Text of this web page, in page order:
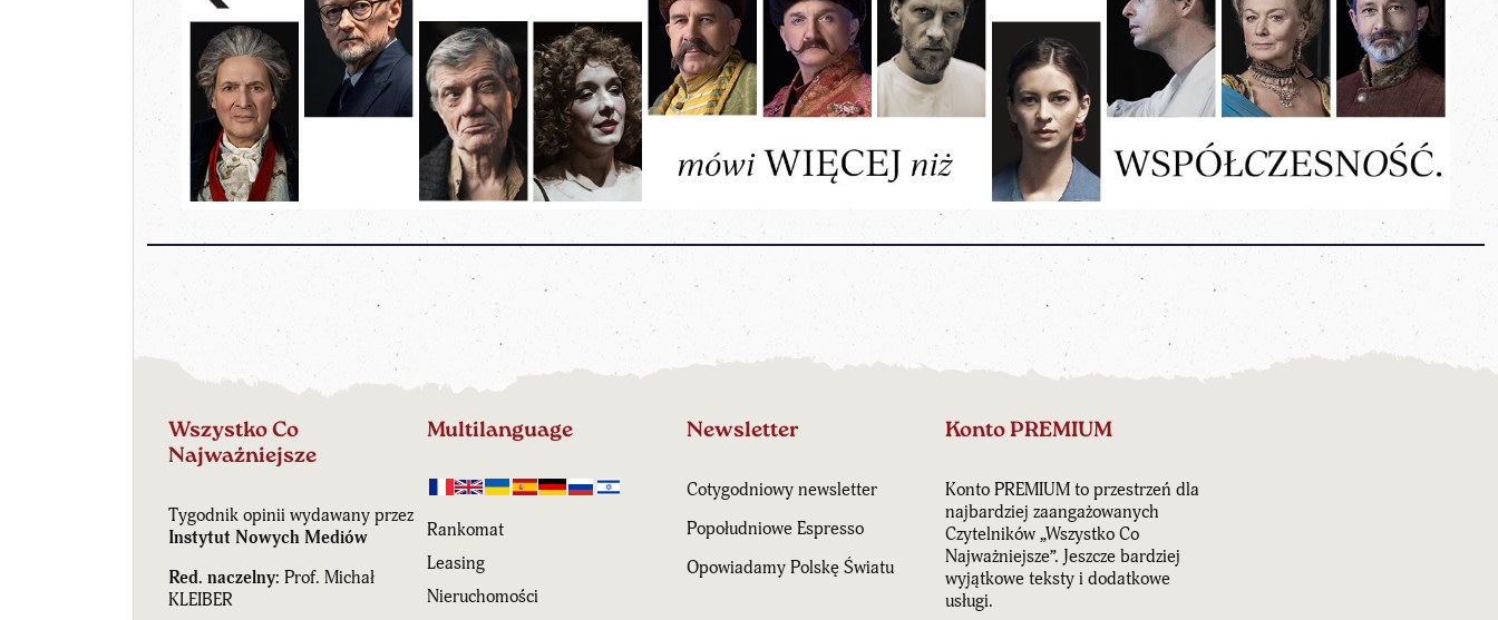
Wszystko Co
Najważniejsze
Tygodnik opinii wydawany przez
Instytut Nowych Mediów
Red. naczelny: Prof. Michał
KLEIBER
Multilanguage
Rankomat
Leasing
Nieruchomości
Newsletter
Cotygodniowy newsletter
Popołudniowe Espresso
Opowiadamy Polskę Światu
Konto PREMIUM
Konto PREMIUM to przestrzeń dla
najbardziej zaangażowanych
Czytelników „Wszystko Co
Najważniejsze”. Jeszcze bardziej
wyjątkowe teksty i dodatkowe
usługi.